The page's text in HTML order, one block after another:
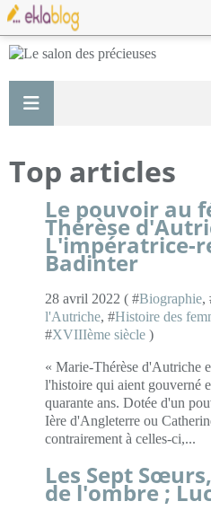
Top articles
Le pouvoir au
Thérèse
L'impératrice-
Badinter
28 avril 2022 ( #Biographie,
l'Autriche, #Histoire des
#XVIIIème siècle )
« Marie-Thérèse d'Autriche
l'histoire qui aient gouverné
quarante ans. Dotée d'un
Ière d'Angleterre ou
contrairement à celles-ci,...
Les Sept
de l'ombre ;